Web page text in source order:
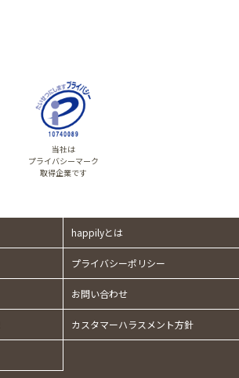
当社は
プライバシーマーク
取得企業です
happilyとは
プライバシーポリシー
お問い合わせ
カスタマーハラスメント方針